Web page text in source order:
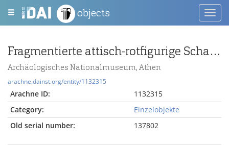
objects
Fragmentierte attisch-rotfigurige Schale des Brygosmalers
Archäologisches Nationalmuseum, Athen
arachne.dainst.org/entity/1132315
Arachne ID:
1132315
Category:
Einzelobjekte
Old serial number:
137802